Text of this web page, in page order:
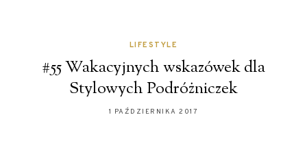
LIFESTYLE
#55 Wakacyjnych wskazówek dla
Stylowych Podróżniczek
1 PAŹDZIERNIKA 2017